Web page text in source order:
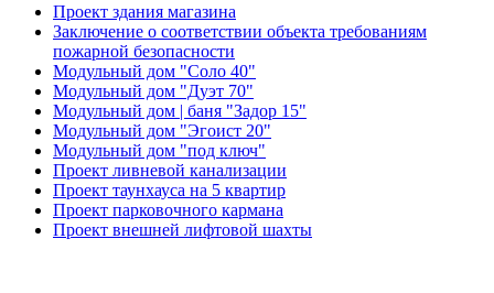
Проект здания магазина
Заключение о соответствии объекта требованиям
пожарной безопасности
Модульный дом "Соло 40"
Модульный дом "Дуэт 70"
Модульный дом | баня "Задор 15"
Модульный дом "Эгоист 20"
Модульный дом "под ключ"
Проект ливневой канализации
Проект таунхауса на 5 квартир
Проект парковочного кармана
Проект внешней лифтовой шахты